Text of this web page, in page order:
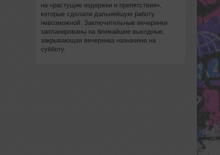
на «растущие издержки и препятствия»,
которые сделали дальнейшую работу
невозможной. Заключительные вечеринки
запланированы на ближайшие выходные,
закрывающая вечеринка назначена на
субботу.